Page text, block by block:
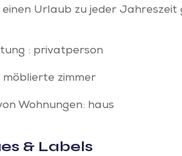
Urlaub zu jeder Jahreszeit
: privatperson
möblierte zimmer
Wohnungen: haus
& Labels